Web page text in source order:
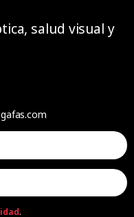
salud visual y
.